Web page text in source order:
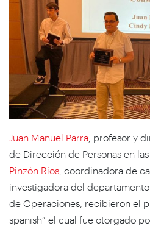
Juan Manuel Parra , profesor y
de Dirección de Personas en
Pinzón Ríos , coordinadora de
investigadora del
de Operaciones, recibieron el
spanish” el cual fue otorgado